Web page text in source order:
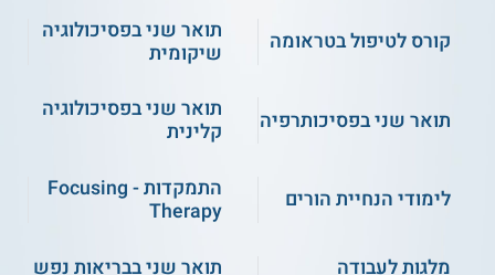
קורס לטיפול בטראומה
תואר שני בפסיכולוגיה
שיקומית
תואר שני בפסיכותרפיה
תואר שני בפסיכולוגיה
קלינית
לימודי הנחיית הורים
התמקדות - Focusing
Therapy
מלגות לעבודה
תואר שני בבריאות נפש